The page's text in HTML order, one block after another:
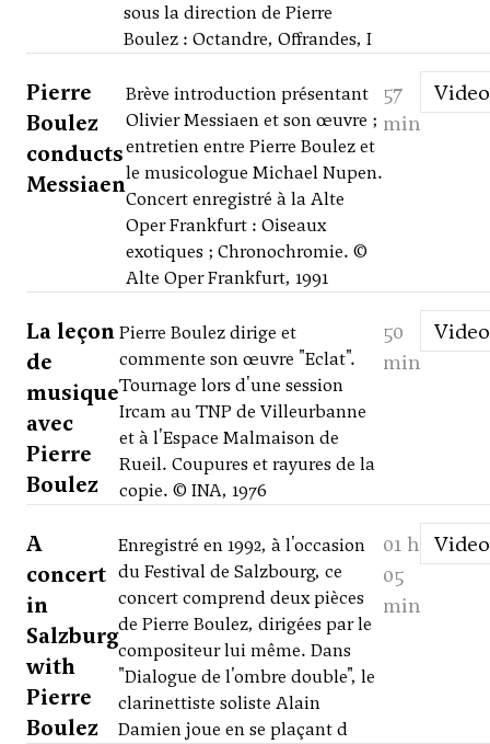
sous la direction de Pierre
Boulez : Octandre, Offrandes, I
Pierre
Boulez
conducts
Messiaen
Brève introduction présentant
Olivier Messiaen et son œuvre ;
entretien entre Pierre Boulez et
le musicologue Michael Nupen.
Concert enregistré à la Alte
Oper Frankfurt : Oiseaux
exotiques ; Chronochromie. ©
Alte Oper Frankfurt, 1991
57
min
Video
La leçon
de
musique
avec
Pierre
Boulez
Pierre Boulez dirige et
commente son œuvre "Eclat".
Tournage lors d'une session
Ircam au TNP de Villeurbanne
et à l'Espace Malmaison de
Rueil. Coupures et rayures de la
copie. © INA, 1976
50
min
Video
A
concert
in
Salzburg
with
Pierre
Boulez
Enregistré en 1992, à l'occasion
du Festival de Salzbourg, ce
concert comprend deux pièces
de Pierre Boulez, dirigées par le
compositeur lui même. Dans
"Dialogue de l'ombre double", le
clarinettiste soliste Alain
Damien joue en se plaçant d
01 h
05
min
Video